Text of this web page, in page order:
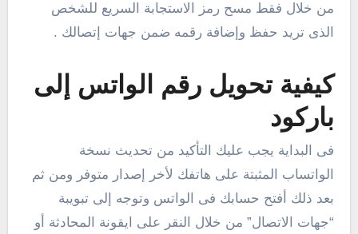
من خلال فقط مسح رمز الاستجابة السريع للشخص
الذى تريد حفظ وإضافة رقمه ضمن جهات إتصالك .
كيفية تحويل رقم الواتس إلى
باركود
فى البداية يجب عليك التأكيد من تحديث نسخة
الواتساب المثبتة على هاتفك لأخر إصدار متوفر ومن ثم
بعد ذلك أفتح حسابك فى الواتس وتوجه إلى تبويبة
“جهات الاتصال” من خلال النقر على ايقونة المحادثة أو